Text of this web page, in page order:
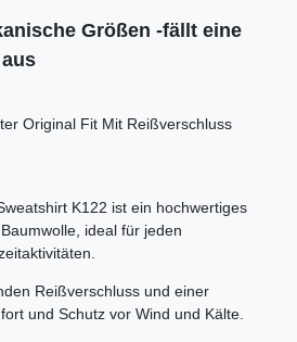
Größen -fällt eine
Original Fit Mit Reißverschluss
K122 ist ein hochwertiges
ideal für jeden
Reißverschluss und einer
und Schutz vor Wind und Kälte.